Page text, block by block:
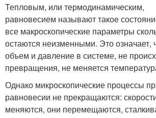
Тепловым, или термодинамическим,
равновесием называют такое
все макроскопические параметры
остаются неизменными. Это означает,
объем и давление в системе, не
превращения, не меняется
Однако микроскопические процессы
равновесии не прекращаются:
меняются, они перемещаются,